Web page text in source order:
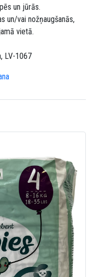
un jūrās.
un/vai nožņaugšanās,
vietā.
LV-1067